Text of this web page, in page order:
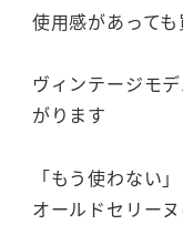
使用感があって
ヴィンテージモ
がります
「もう使わない
オールドセリー